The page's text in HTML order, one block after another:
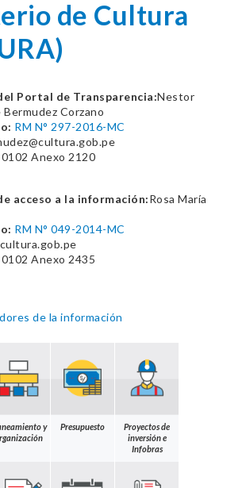
de Cultura
Portal de Transparencia:Nestor
Corzano
RM N° 297-2016-MC
Anexo 2120
acceso a la información:Rosa María
RM N° 049-2014-MC
Anexo 2435
de la información
y
Presupuesto
Proyectos de
inversión e
Infobras